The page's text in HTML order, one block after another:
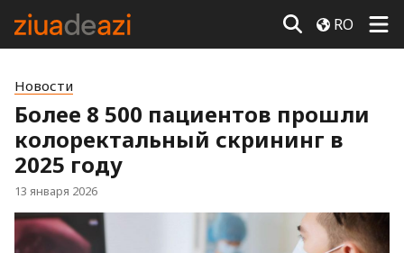
RO
Новости
Более 8 500 пациентов прошли
колоректальный скрининг в
2025 году
13 января 2026